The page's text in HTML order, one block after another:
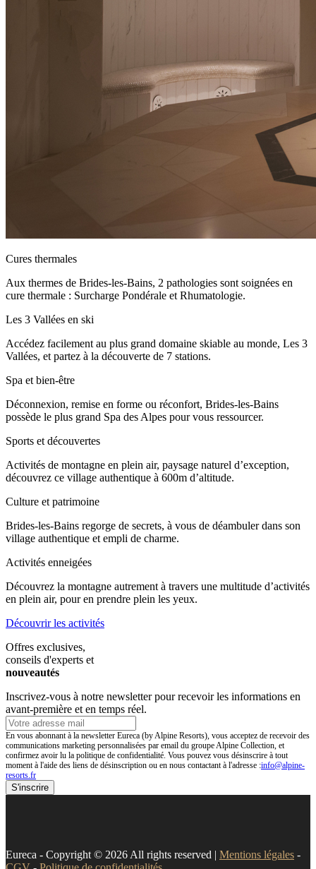
Cures thermales
Aux thermes de Brides-les-Bains, 2 pathologies sont soignées en
cure thermale : Surcharge Pondérale et Rhumatologie.
Les 3 Vallées en ski
Accédez facilement au plus grand domaine skiable au monde, Les 3
Vallées, et partez à la découverte de 7 stations.
Spa et bien-être
Déconnexion, remise en forme ou réconfort, Brides-les-Bains
possède le plus grand Spa des Alpes pour vous ressourcer.
Sports et découvertes
Activités de montagne en plein air, paysage naturel d’exception,
découvrez ce village authentique à 600m d’altitude.
Culture et patrimoine
Brides-les-Bains regorge de secrets, à vous de déambuler dans son
village authentique et empli de charme.
Activités enneigées
Découvrez la montagne autrement à travers une multitude d’activités
en plein air, pour en prendre plein les yeux.
Découvrir les activités
Offres exclusives,
conseils d'experts et
nouveautés
Inscrivez-vous à notre newsletter pour recevoir les informations en
avant-première et en temps réel.
En vous abonnant à la newsletter Eureca (by Alpine Resorts), vous acceptez de recevoir des
communications marketing personnalisées par email du groupe Alpine Collection, et
confirmez avoir lu la politique de confidentialité. Vous pouvez vous désinscrire à tout
moment à l'aide des liens de désinscription ou en nous contactant à l'adresse :info@alpine-
resorts.fr
S'inscrire
Eureca - Copyright © 2026 All rights reserved | Mentions légales -